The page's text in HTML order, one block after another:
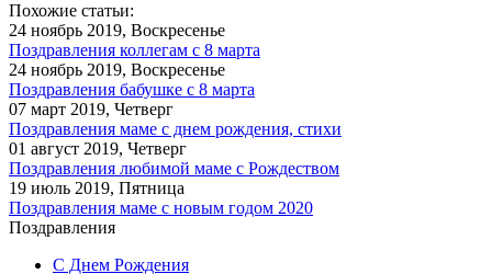
Похожие статьи:
24 ноябрь 2019, Воскресенье
Поздравления коллегам с 8 марта
24 ноябрь 2019, Воскресенье
Поздравления бабушке с 8 марта
07 март 2019, Четверг
Поздравления маме с днем рождения, стихи
01 август 2019, Четверг
Поздравления любимой маме с Рождеством
19 июль 2019, Пятница
Поздравления маме с новым годом 2020
Поздравления
С Днем Рождения